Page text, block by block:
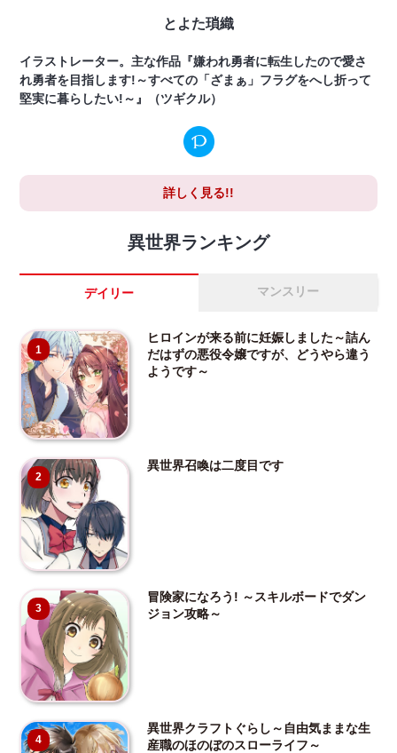
とよた瑣織
イラストレーター。主な作品『嫌われ勇者に転生したので愛さ
れ勇者を目指します!～すべての「ざまぁ」フラグをへし折って
堅実に暮らしたい!～』（ツギクル）
詳しく見る!!
異世界ランキング
デイリー マンスリー
1
ヒロインが来る前に妊娠しました～詰ん
だはずの悪役令嬢ですが、どうやら違う
ようです～
2
異世界召喚は二度目です
3
冒険家になろう! ～スキルボードでダン
ジョン攻略～
4
異世界クラフトぐらし～自由気ままな生
産職のほのぼのスローライフ～